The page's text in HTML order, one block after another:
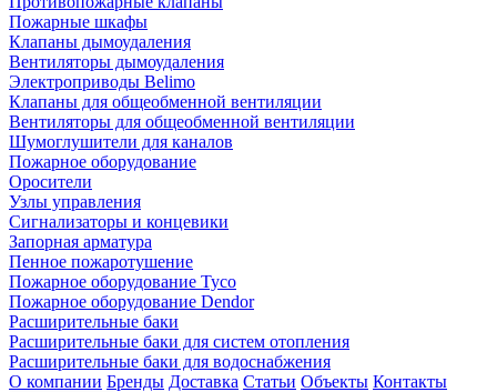
Пожарные шкафы
Клапаны дымоудаления
Вентиляторы дымоудаления
Электроприводы Belimo
Клапаны для общеобменной вентиляции
Вентиляторы для общеобменной вентиляции
Шумоглушители для каналов
Пожарное оборудование
Оросители
Узлы управления
Сигнализаторы и концевики
Запорная арматура
Пенное пожаротушение
Пожарное оборудование Tyco
Пожарное оборудование Dendor
Расширительные баки
Расширительные баки для систем отопления
Расширительные баки для водоснабжения
О компании Бренды Доставка Статьи Объекты Контакты